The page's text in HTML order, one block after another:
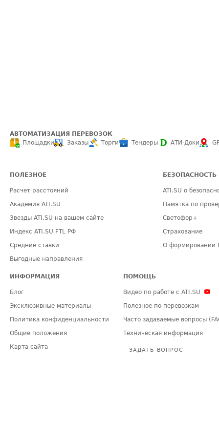
АВТОМАТИЗАЦИЯ ПЕРЕВОЗОК
Площадки
Заказы Торги Тендеры АТИ-Доки
ПОЛЕЗНОЕ
Расчет расстояний
Академия ATI.SU
Звезды ATI.SU на вашем сайте
Индекс ATI.SU FTL РФ
Средние ставки
Выгодные направления
БЕЗОПАСНОСТЬ
ATI.SU о
Памятка по
Светофор+
Страхование
О формировании
ИНФОРМАЦИЯ
Блог
Эксклюзивные материалы
Политика конфиденциальности
Общие положения
Карта сайта
ПОМОЩЬ
Видео по работе с ATI.SU
Полезное по перевозкам
Часто задаваемые вопросы
Техническая информация
ЗАДАТЬ ВОПРОС